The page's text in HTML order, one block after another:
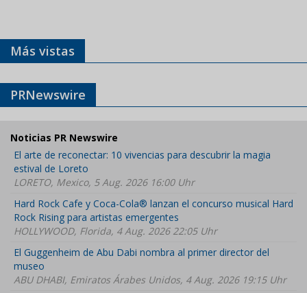
Más vistas
PRNewswire
Noticias PR Newswire
El arte de reconectar: 10 vivencias para descubrir la magia
estival de Loreto
LORETO, Mexico, 5 Aug. 2026 16:00 Uhr
Hard Rock Cafe y Coca-Cola® lanzan el concurso musical Hard
Rock Rising para artistas emergentes
HOLLYWOOD, Florida, 4 Aug. 2026 22:05 Uhr
El Guggenheim de Abu Dabi nombra al primer director del
museo
ABU DHABI, Emiratos Árabes Unidos, 4 Aug. 2026 19:15 Uhr